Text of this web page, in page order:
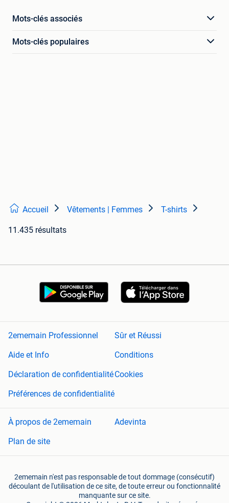
Mots-clés associés
Mots-clés populaires
Accueil Vêtements | Femmes T-shirts
11.435 résultats
2ememain Professionnel
Sûr et Réussi
Aide et Info
Conditions
Déclaration de confidentialitéCookies
Préférences de confidentialité
À propos de 2ememain
Adevinta
Plan de site
2ememain n'est pas responsable de tout dommage (consécutif)
découlant de l'utilisation de ce site, de toute erreur ou fonctionnalité
manquante sur ce site.